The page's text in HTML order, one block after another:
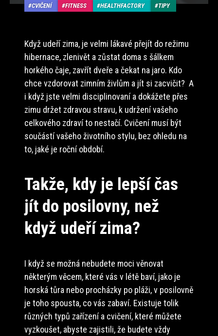
CVIČENÍ FITNESS HEALTHFACTORY TIPY
Když udeří zima, je velmi lákavé přejít do režimu
hibernace, zlenivět a zůstat doma s šálkem
horkého čaje, zavřít dveře a čekat na jaro. Kdo
chce vzdorovat zimním živlům a jít si zacvičit? A
i když jste velmi disciplinovaní a dokážete přes
zimu držet zdravou stravu, k udržení vašeho
celkového zdraví to nestačí. Cvičení musí být
součástí vašeho životního stylu, bez ohledu na
to, jaké je roční období.
Takže, kdy je lepší čas
jít do posilovny, než
když udeří zima?
I když se možná nebudete moci věnovat
některým věcem, které vás v létě baví, jako je
horská tůra nebo procházky po pláži, v posilovně
je toho spousta, co vás zabaví. Existuje tolik
různých typů zařízení a cvičení, které můžete
vyzkoušet, abyste zajistili, že budete vždy